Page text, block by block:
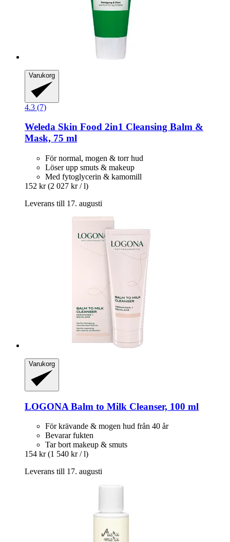
Varukorg
4.3 (7)
Weleda Skin Food 2in1 Cleansing Balm &
Mask, 75 ml
För normal, mogen & torr hud
Löser upp smuts & makeup
Med fytoglycerin & kamomill
152 kr (2 027 kr / l)
Leverans till 17. augusti
Varukorg
LOGONA Balm to Milk Cleanser, 100 ml
För krävande & mogen hud från 40 år
Bevarar fukten
Tar bort makeup & smuts
154 kr (1 540 kr / l)
Leverans till 17. augusti